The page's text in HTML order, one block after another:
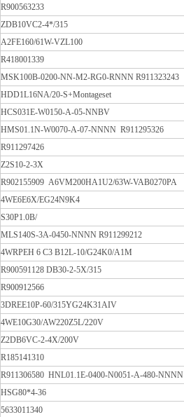
R900563233
ZDB10VC2-4*/315
A2FE160/61W-VZL100
R418001339
MSK100B-0200-NN-M2-RG0-RNNN R911323243
HDD1L16NA/20-S+Montageset
HCS031E-W0150-A-05-NNBV
HMS01.1N-W0070-A-07-NNNN R911295326
R911297426
Z2S10-2-3X
R902155909 A6VM200HA1U2/63W-VAB0270PA
4WE6E6X/EG24N9K4
S30P1.0B/
MLS140S-3A-0450-NNNN R911299212
4WRPEH 6 C3 B12L-10/G24K0/A1M
R900591128 DB30-2-5X/315
R900912566
3DREE10P-60/315YG24K31AIV
4WE10G30/AW220Z5L/220V
Z2DB6VC-2-4X/200V
R185141310
R911306580 HNL01.1E-0400-N0051-A-480-NNNN
HSG80*4-36
5633011340